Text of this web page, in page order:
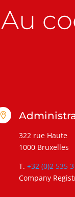
Au

322 rue Haute
1000 Bruxelles
T. +32 (0)2 535
Company